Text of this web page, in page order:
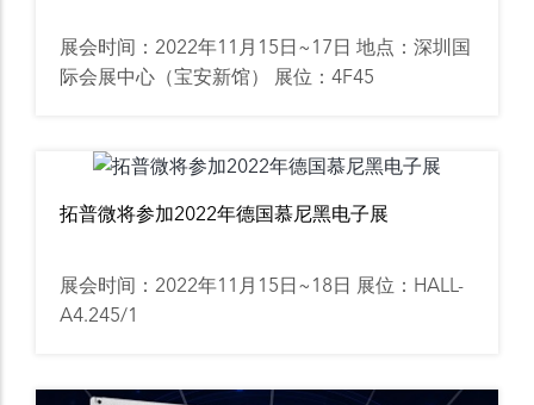
展会时间：2022年11月15日~17日 地点：深圳国
际会展中心（宝安新馆） 展位：4F45
拓普微将参加2022年德国慕尼黑电子展
展会时间：2022年11月15日~18日 展位：HALL-
A4.245/1